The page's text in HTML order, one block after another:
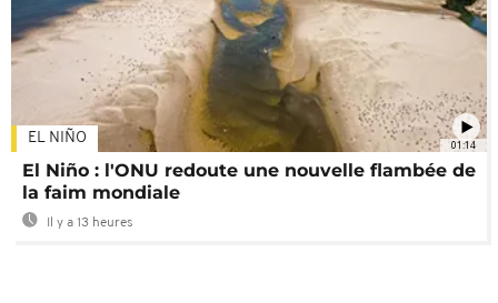
01:14
EL NIÑO
El Niño : l'ONU redoute une nouvelle flambée de
la faim mondiale
Il y a 13 heures